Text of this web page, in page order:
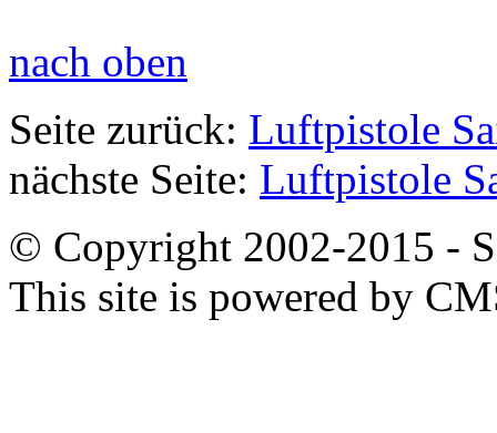
nach oben
Seite zurück: Luftpistole
nächste Seite: Luftpistole
© Copyright 2002-2015 -
This site is powered by